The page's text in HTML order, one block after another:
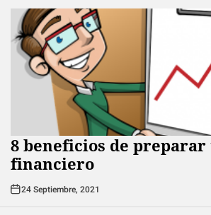
8 beneficios de
financiero
24 Septiembre, 2021